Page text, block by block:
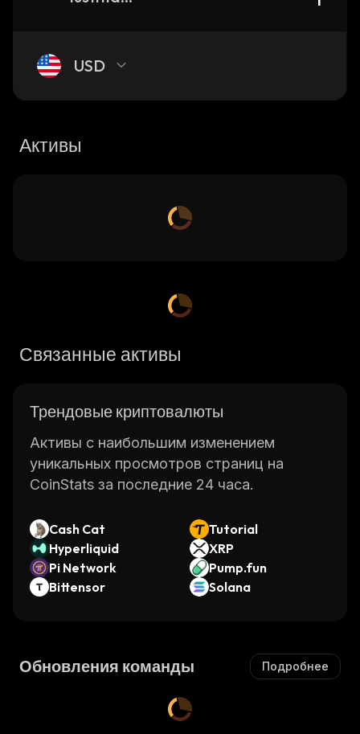
USD
Активы
Связанные активы
Трендовые криптовалюты
Активы с наибольшим изменением
уникальных просмотров страниц на
CoinStats за последние 24 часа.
Cash Cat
Tutorial
Hyperliquid
XRP
Pi Network
Pump.fun
Bittensor
Solana
Обновления команды Подробнее